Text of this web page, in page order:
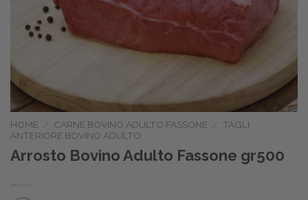
HOME CARNE BOVINO ADULTO FASSONE
TAGLI
ANTERIORE BOVINO ADULTO
Arrosto Bovino Adulto Fassone gr500